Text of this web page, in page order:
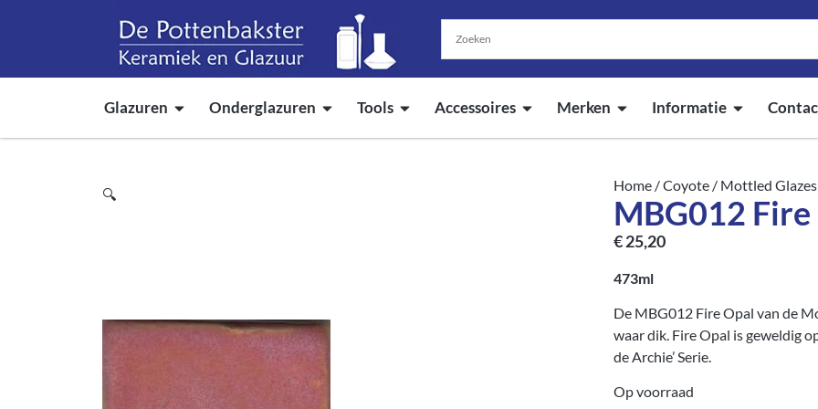
Glazuren Onderglazuren Tools Accessoires Merken Informatie
🔍
Home /Coyote / Mottled Glazes
MBG012
€25,20
473ml
De MBG012 Fire Opal van de
waar dik. Fire Opal is geweldig
de Archie’ Serie.
Op voorraad